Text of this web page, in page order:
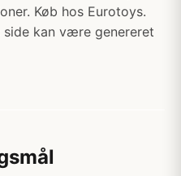
Køb hos Eurotoys.
kan være genereret